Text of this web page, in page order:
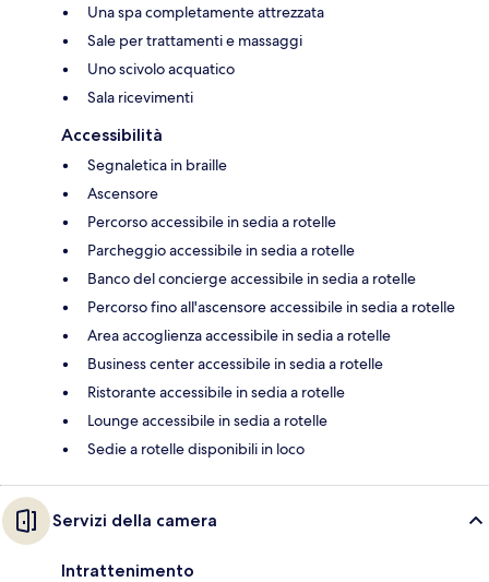
Una spa completamente attrezzata
Sale per trattamenti e massaggi
Uno scivolo acquatico
Sala ricevimenti
Accessibilità
Segnaletica in braille
Ascensore
Percorso accessibile in sedia a rotelle
Parcheggio accessibile in sedia a rotelle
Banco del concierge accessibile in sedia a rotelle
Percorso fino all'ascensore accessibile in sedia a rotelle
Area accoglienza accessibile in sedia a rotelle
Business center accessibile in sedia a rotelle
Ristorante accessibile in sedia a rotelle
Lounge accessibile in sedia a rotelle
Sedie a rotelle disponibili in loco
Servizi della camera
Intrattenimento